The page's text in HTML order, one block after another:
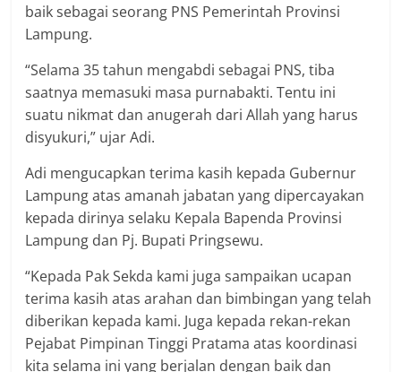
baik sebagai seorang PNS Pemerintah Provinsi
Lampung.
“Selama 35 tahun mengabdi sebagai PNS, tiba
saatnya memasuki masa purnabakti. Tentu ini
suatu nikmat dan anugerah dari Allah yang harus
disyukuri,” ujar Adi.
Adi mengucapkan terima kasih kepada Gubernur
Lampung atas amanah jabatan yang dipercayakan
kepada dirinya selaku Kepala Bapenda Provinsi
Lampung dan Pj. Bupati Pringsewu.
“Kepada Pak Sekda kami juga sampaikan ucapan
terima kasih atas arahan dan bimbingan yang telah
diberikan kepada kami. Juga kepada rekan-rekan
Pejabat Pimpinan Tinggi Pratama atas koordinasi
kita selama ini yang berjalan dengan baik dan